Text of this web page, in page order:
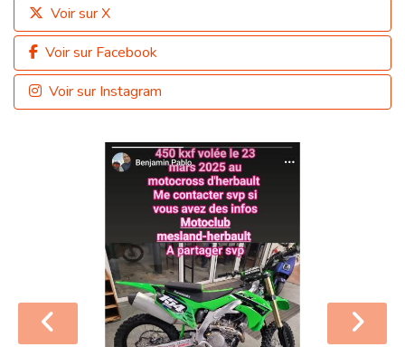
Voir sur X
Voir sur Facebook
Voir sur Instagram